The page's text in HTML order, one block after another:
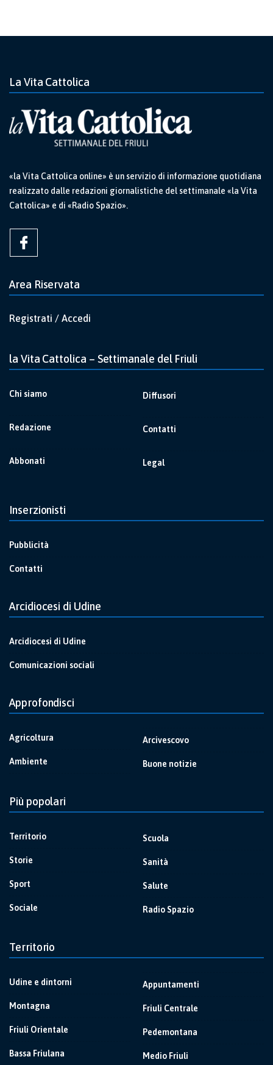
La Vita Cattolica
«la Vita Cattolica online» è un servizio di informazione quotidiana
realizzato dalle redazioni giornalistiche del settimanale «la Vita
Cattolica» e di «Radio Spazio».
Area Riservata
Registrati / Accedi
la Vita Cattolica – Settimanale del Friuli
Chi siamo
Redazione
Abbonati
Diffusori
Contatti
Legal
Inserzionisti
Pubblicità
Contatti
Arcidiocesi di Udine
Arcidiocesi di Udine
Comunicazioni sociali
Approfondisci
Agricoltura
Ambiente
Arcivescovo
Buone notizie
Più popolari
Territorio
Storie
Sport
Sociale
Scuola
Sanità
Salute
Radio Spazio
Territorio
Udine e dintorni
Montagna
Friuli Orientale
Bassa Friulana
Appuntamenti
Friuli Centrale
Pedemontana
Medio Friuli